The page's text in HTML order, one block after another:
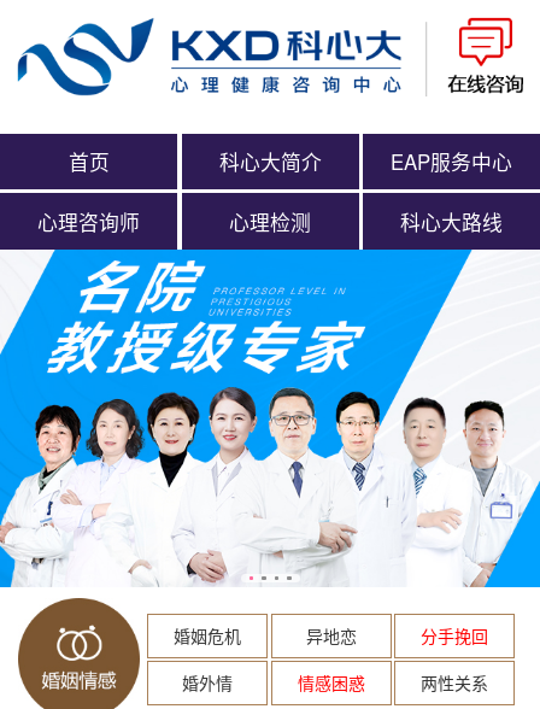
首页 科心大简介 EAP服务中心
心理咨询师 心理检测 科心大路线
婚姻危机 异地恋
分手挽回
婚外情
情感困惑 两性关系